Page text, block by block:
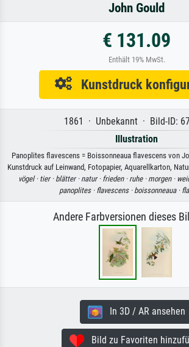
John Gould
€ 131.09
Enthält 19% MwSt.
Kunstdruck
1861 · Unbekannt · Bild-ID:
Illustration
Panoplites flavescens = Boissonneaua flavescens von
Kunstdruck auf Leinwand, Fotopapier, Aquarellkarton,
vögel · tier · blätter · natur · frieden · ruhe · morgen ·
panoplites · flavescens · boissonneaua ·
Andere Farbversionen dieses
In 3D / AR ansehen
Bild zu Favoriten